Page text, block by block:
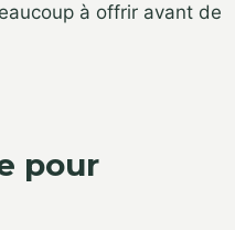
à offrir avant de
pour